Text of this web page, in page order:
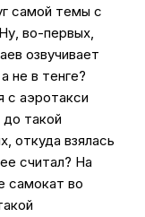
самой темы с
во-первых,
озвучивает
не в тенге?
с аэротакси
до такой
откуда взялась
считал? На
самокат во